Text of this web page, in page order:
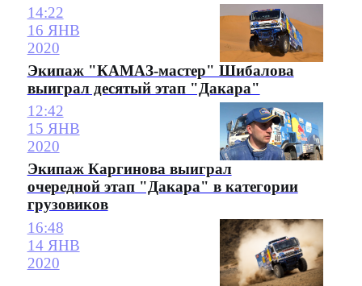
14:22
16 ЯНВ
2020
Экипаж "КАМАЗ-мастер" Шибалова
выиграл десятый этап "Дакара"
12:42
15 ЯНВ
2020
Экипаж Каргинова выиграл
очередной этап "Дакара" в категории
грузовиков
16:48
14 ЯНВ
2020